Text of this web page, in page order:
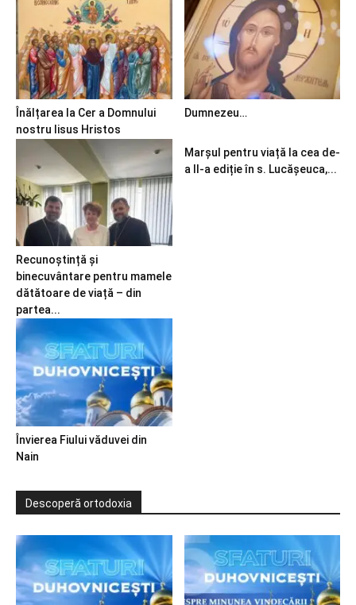
Înălțarea la Cer a Domnului
nostru Iisus Hristos
Dumnezeu…
Recunoștință și
binecuvântare pentru mamele
dătătoare de viață – din
partea...
Marșul pentru viață la cea de-
a II-a ediție în s. Lucășeuca,...
Învierea Fiului văduvei din
Nain
Descoperă ortodoxia